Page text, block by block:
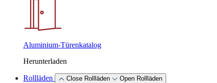
Aluminium-Türenkatalog
Herunterladen
Rollläden Close Rollläden Open Rollläden